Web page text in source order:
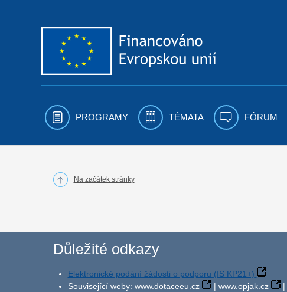
PROGRAMY TÉMATA FÓRUM
Na začátek stránky
Důležité odkazy
Elektronické podání žádosti o podporu (IS KP21+)
Související weby: www.dotaceeu.cz | www.opjak.cz |